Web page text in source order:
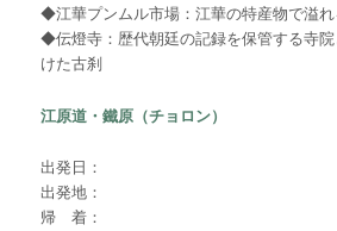
◆江華プンムル市場：江華の特産物で溢
◆伝燈寺：歴代朝廷の記録を保管する寺
けた古刹
江原道・鐵原（チョロン）
出発日：
出発地：
帰 着：